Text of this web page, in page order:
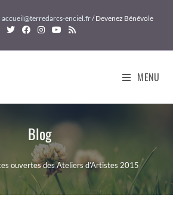
accueil@terredarcs-enciel.fr/ Devenez Bénévole
MENU
Blog
ouvertes des Ateliers d’Artistes 2015